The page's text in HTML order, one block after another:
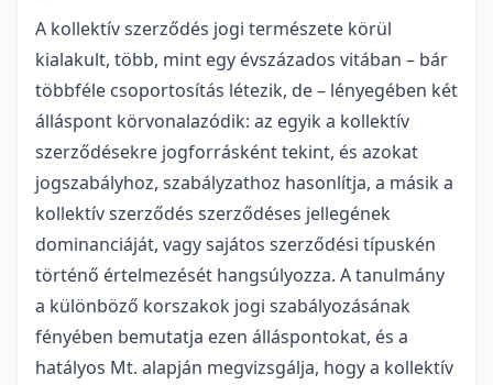
A kollektív szerződés jogi természete körül
kialakult, több, mint egy évszázados vitában – bár
többféle csoportosítás létezik, de – lényegében két
álláspont körvonalazódik: az egyik a kollektív
szerződésekre jogforrásként tekint, és azokat
jogszabályhoz, szabályzathoz hasonlítja, a másik a
kollektív szerződés szerződéses jellegének
dominanciáját, vagy sajátos szerződési típuskén
történő értelmezését hangsúlyozza. A tanulmány
a különböző korszakok jogi szabályozásának
fényében bemutatja ezen álláspontokat, és a
hatályos Mt. alapján megvizsgálja, hogy a kollektív